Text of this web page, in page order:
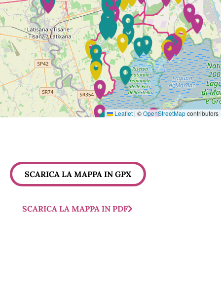
Leaflet | ©OpenStreetMapcontributors
SCARICA LA MAPPA IN GPX
SCARICA LA MAPPA IN PDF